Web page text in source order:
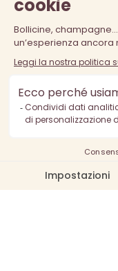
La vendita di alcolici